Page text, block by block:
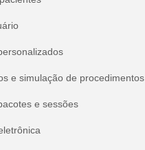
e simulação de procedimentos
e sessões